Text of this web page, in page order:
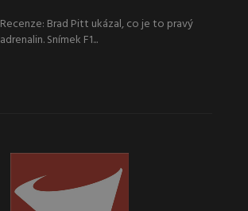
Recenze: Brad Pitt ukázal, co je to pravý
adrenalin. Snímek F1...